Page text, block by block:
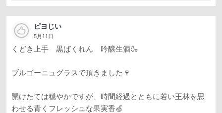
ピヨじい
5月11日
くどき上手 黒ばくれん 吟醸生酒🍶
ブルゴーニュグラスで頂きました🍷
開けたては穏やかですが、時間経過とともに若い王林を思
わせる青くフレッシュな果実香🍏